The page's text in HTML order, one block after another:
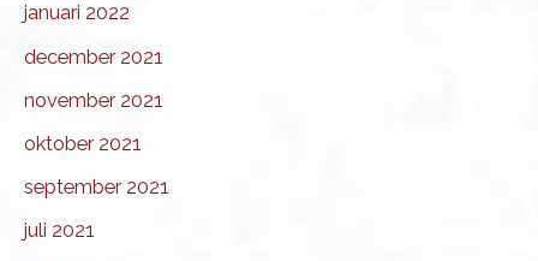
januari 2022
december 2021
november 2021
oktober 2021
september 2021
juli 2021